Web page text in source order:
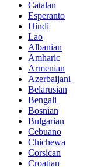
Catalan
Esperanto
Hindi
Lao
Albanian
Amharic
Armenian
Azerbaijani
Belarusian
Bengali
Bosnian
Bulgarian
Cebuano
Chichewa
Corsican
Croatian